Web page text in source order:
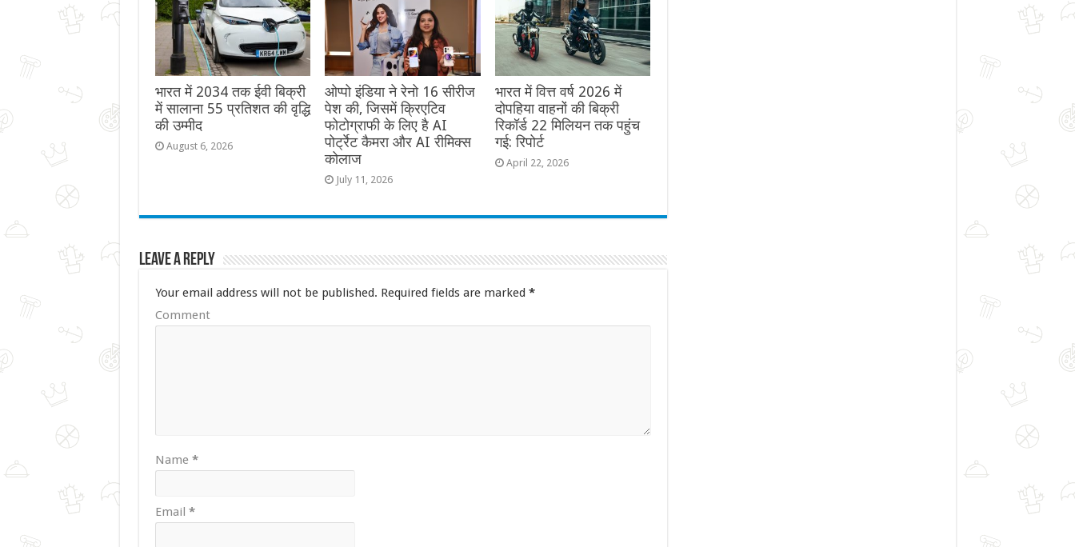
भारत में 2034 तक ईवी बिक्री
में सालाना 55 प्रतिशत की वृद्धि
की उम्मीद
August 6, 2026
ओप्‍पो इंडिया ने रेनो 16 सीरीज
पेश की, जिसमें क्रिएटिव
फोटोग्राफी के लिए है AI
पोर्ट्रेट कैमरा और AI रीमिक्स
कोलाज
July 11, 2026
भारत में वित्त वर्ष 2026 में
दोपहिया वाहनों की बिक्री
रिकॉर्ड 22 मिलियन तक पहुंच
गई: रिपोर्ट
April 22, 2026
Leave a Reply
Your email address will not be published. Required fields are marked *
Comment
Name *
Email *